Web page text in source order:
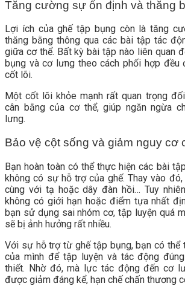
Tăng cường sự ổn định và thăng
Lợi ích của ghế tập bụng còn là tăng
thăng bằng thông qua các bài tập tác
giữa cơ thể. Bất kỳ bài tập nào liên quan
bụng và cơ lưng theo cách phối hợp
cốt lõi.
Một cốt lõi khỏe mạnh rất quan trọng
cân bằng của cơ thể, giúp ngăn ngừa
lưng.
Bảo vệ cột sống và giảm nguy cơ
Bạn hoàn toàn có thể thực hiện các bài
không có sự hỗ trợ của ghế. Thay vào
cùng với tạ hoặc dây đàn hồi… Tuy
không có giới hạn hoặc điểm tựa nhất
bạn sử dụng sai nhóm cơ, tập luyện quá
sẽ bị ảnh hưởng rất nhiều.
Với sự hỗ trợ từ ghế tập bụng, bạn có thể
của mình để tập luyện và tác động
thiết. Nhờ đó, mà lực tác động đến cơ
được giảm đáng kể, hạn chế chấn thương